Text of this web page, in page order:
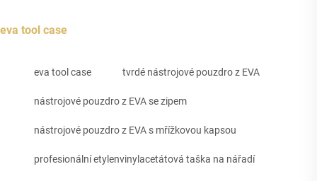
eva tool case
eva tool case tvrdé nástrojové pouzdro z EVA
nástrojové pouzdro z EVA se zipem
nástrojové pouzdro z EVA s mřížkovou kapsou
profesionální etylenvinylacetátová taška na nářadí